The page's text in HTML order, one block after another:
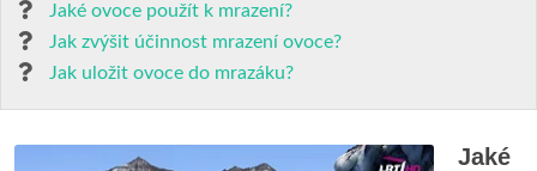
Jaké ovoce použít k mrazení?
Jak zvýšit účinnost mrazení ovoce?
Jak uložit ovoce do mrazáku?
Jaké